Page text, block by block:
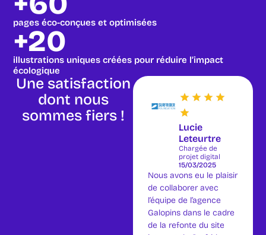
pages éco-conçues et optimisées
+20
illustrations uniques créées pour réduire l’impact
écologique
Une satisfaction
dont nous
sommes fiers !
Lucie
Leteurtre
Chargée de
projet digital
15/03/2025
Nous avons eu le plaisir
de collaborer avec
l’équipe de l’agence
Galopins dans le cadre
de la refonte du site